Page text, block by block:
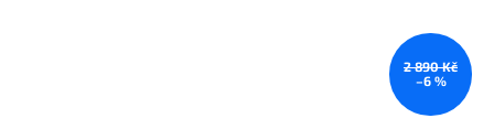
2 890 Kč
–6 %